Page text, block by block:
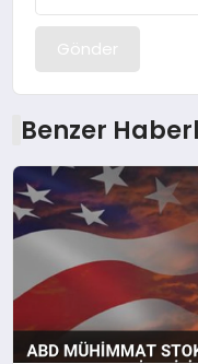
Gönder
Benzer